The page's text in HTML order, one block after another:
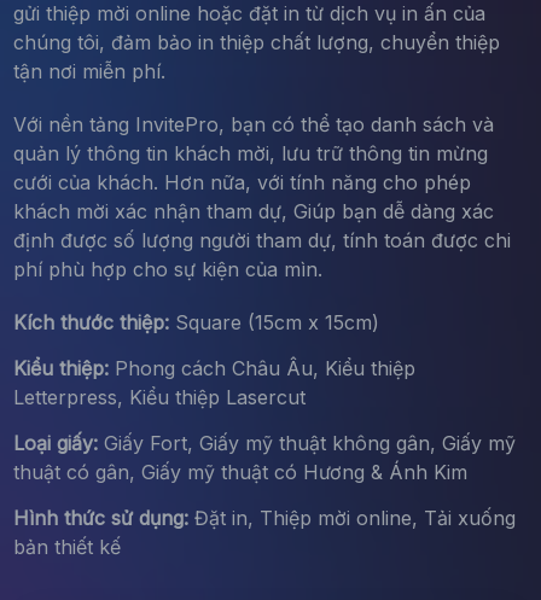
gửi thiệp mời online hoặc đặt in từ dịch vụ in ấn của
chúng tôi, đảm bảo in thiệp chất lượng, chuyển thiệp
tận nơi miễn phí.
Với nền tảng InvitePro, bạn có thể tạo danh sách và
quản lý thông tin khách mời, lưu trữ thông tin mừng
cưới của khách. Hơn nữa, với tính năng cho phép
khách mời xác nhận tham dự, Giúp bạn dễ dàng xác
định được số lượng người tham dự, tính toán được chi
phí phù hợp cho sự kiện của mìn.
Kích thước thiệp:Square (15cm x 15cm)
Kiểu thiệp:Phong cách Châu Âu, Kiểu thiệp
Letterpress, Kiểu thiệp Lasercut
Loại giấy:Giấy Fort, Giấy mỹ thuật không gân, Giấy mỹ
thuật có gân, Giấy mỹ thuật có Hương & Ánh Kim
Hình thức sử dụng:Đặt in, Thiệp mời online, Tải xuống
bản thiết kế